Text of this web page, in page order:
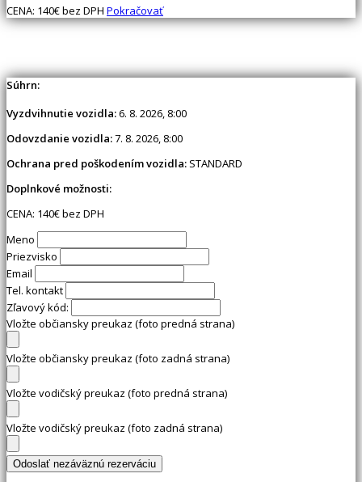
CENA: 140€ bez DPH Pokračovať
Súhrn:
Vyzdvihnutie vozidla:6. 8. 2026, 8:00
Odovzdanie vozidla:7. 8. 2026, 8:00
Ochrana pred poškodením vozidla: STANDARD
Doplnkové možnosti:
CENA: 140€ bez DPH
Meno
Priezvisko
Email
Tel. kontakt
Zľavový kód:
Vložte občiansky preukaz (foto predná strana)
Vložte občiansky preukaz (foto zadná strana)
Vložte vodičský preukaz (foto predná strana)
Vložte vodičský preukaz (foto zadná strana)